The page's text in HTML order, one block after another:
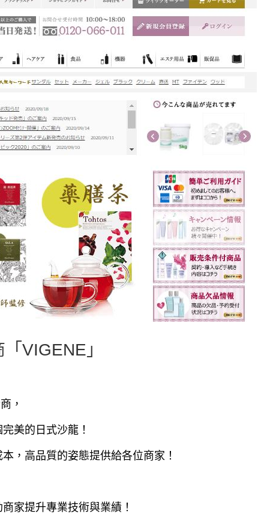
VIGENE」
，
美的日式沙龍！
，高品質的姿態提供給各位商家！
家提升專業技術與業績！